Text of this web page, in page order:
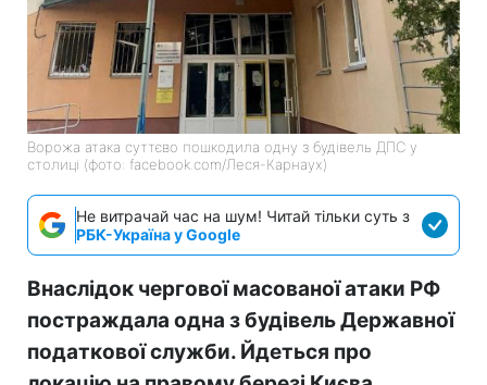
Ворожа атака суттєво пошкодила одну з будівель ДПС у
столиці (фото: facebook.com/Леся-Карнаух)
Не витрачай час на шум! Читай тільки суть з
РБК-Україна у Google
Внаслідок чергової масованої атаки РФ
постраждала одна з будівель Державної
податкової служби. Йдеться про